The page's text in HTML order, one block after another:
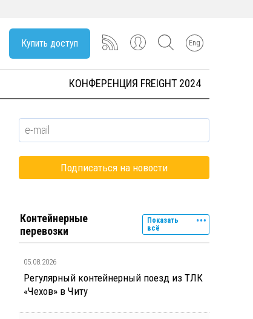
Купить доступ Eng
КОНФЕРЕНЦИЯ FREIGHT 2024
Контейнерные
перевозки
Показать
всё
05.08.2026
Регулярный контейнерный поезд из ТЛК
«Чехов» в Читу